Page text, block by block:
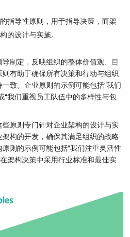
指导性原则，用于指导决策，而架
的设计与实施。
制定，反映组织的整体价值观、目
有助于确保所有决策和行动与组织
致。企业原则的示例可能包括“我们
“我们重视员工队伍中的多样性与包
些原则专门针对企业架构的设计与实
构的开发，确保其满足组织的战略
则的示例可能包括“我们注重灵活性
架构决策中采用行业标准和最佳实